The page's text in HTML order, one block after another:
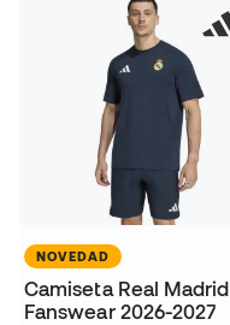
NOVEDAD
Camiseta Real Madrid
Fanswear 2026-2027